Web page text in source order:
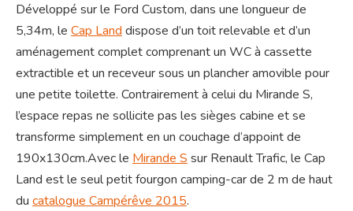
Développé sur le Ford Custom, dans une longueur de
5,34m, le Cap Land dispose d’un toit relevable et d’un
aménagement complet comprenant un WC à cassette
extractible et un receveur sous un plancher amovible pour
une petite toilette. Contrairement à celui du Mirande S,
l’espace repas ne sollicite pas les sièges cabine et se
transforme simplement en un couchage d’appoint de
190x130cm.Avec le Mirande S sur Renault Trafic, le Cap
Land est le seul petit fourgon camping-car de 2 m de haut
du catalogue Campérêve 2015.